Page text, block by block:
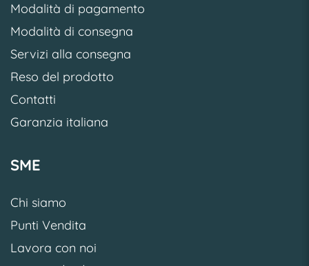
Modalità di pagamento
Modalità di consegna
Servizi alla consegna
Reso del prodotto
Contatti
Garanzia italiana
SME
Chi siamo
Punti Vendita
Lavora con noi